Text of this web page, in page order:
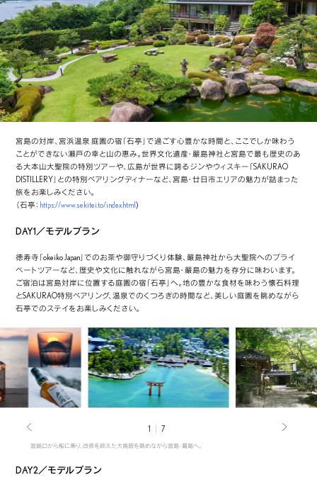
宮島の対岸、宮浜温泉 庭園の宿「石亭」で過ごす心豊かな時間と、ここでしか味わう
ことができない瀬戸の幸と山の恵み。世界文化遺産・嚴島神社と宮島で最も歴史のあ
る大本山大聖院の特別ツアーや、広島が世界に誇るジンやウィスキー「SAKURAO
DISTILLERY」との特別ペアリングディナーなど、宮島・廿日市エリアの魅力が詰まった
旅をお楽しみください。
（石亭： https://www.sekitei.to/index.html)
DAY1／モデルプラン
徳寿寺「okeiko Japan」でのお茶や御守りづくり体験、嚴島神社から大聖院へのプライ
ベートツアーなど、歴史や文化に触れながら宮島・嚴島の魅力を存分に味わいます。
ご宿泊は宮島対岸に位置する庭園の宿「石亭」へ。地の豊かな食材を味わう懐石料理
とSAKURAO特別ペアリング、温泉でのくつろぎの時間など、美しい庭園を眺めながら
石亭でのステイをお楽しみください。
宮島口から船に乗り、改修を終えた大鳥居を眺めながら宮島・嚴島へ。
1 7
DAY2／モデルプラン